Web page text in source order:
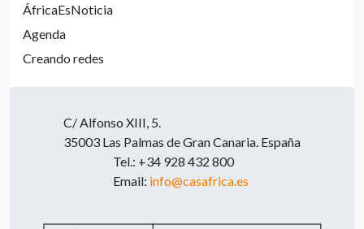
ÁfricaEsNoticia
Agenda
Creando redes
C/ Alfonso XIII, 5.
35003 Las Palmas de Gran Canaria. España
Tel.: +34 928 432 800
Email: info@casafrica.es